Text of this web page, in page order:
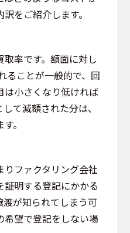
をご紹介します。
率です。額面に対し
ることが一般的で、回
は小さくなり低ければ
て減額された分は、
。
ファクタリング会社
明する登記にかかる
が知られてしまう可
望で登記をしない場